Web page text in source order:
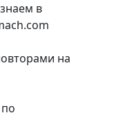
в
на